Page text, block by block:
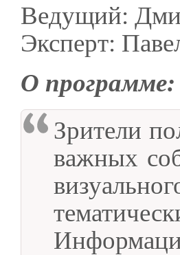
Ведущий:
Эксперт:
О программе:
Зрители
важных